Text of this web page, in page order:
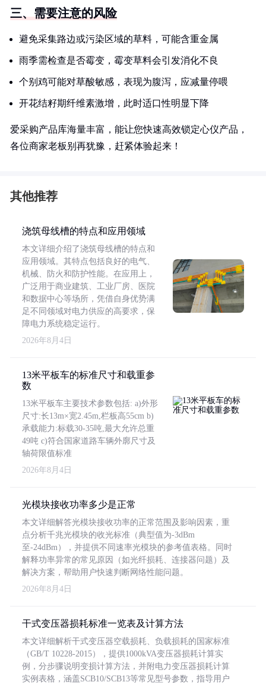
三、需要注意的风险
避免采集路边或污染区域的草料，可能含重金属
雨季需检查是否霉变，霉变草料会引发消化不良
个别鸡可能对草酸敏感，表现为腹泻，应减量停喂
开花结籽期纤维素激增，此时适口性明显下降
爱采购产品库海量丰富，能让您快速高效锁定心仪产品，
各位商家老板别再犹豫，赶紧体验起来！
其他推荐
浇筑母线槽的特点和应用领域
本文详细介绍了浇筑母线槽的特点和
应用领域。其特点包括良好的电气、
机械、防火和防护性能。在应用上，
广泛用于商业建筑、工业厂房、医院
和数据中心等场所，凭借自身优势满
足不同领域对电力供应的高要求，保
障电力系统稳定运行。
2026年8月4日
13米平板车的标准尺寸和载重参
数
13米平板车主要技术参数包括: a)外形
尺寸:长13m×宽2.45m,栏板高55cm b)
承载能力:标载30-35吨,最大允许总重
49吨 c)符合国家道路车辆外廓尺寸及
轴荷限值标准
2026年8月4日
光模块接收功率多少是正常
本文详细解答光模块接收功率的正常范围及影响因素，重
点分析千兆光模块的收光标准（典型值为-3dBm
至-24dBm），并提供不同速率光模块的参考值表格。同时
解释功率异常的常见原因（如光纤损耗、连接器问题）及
解决方案，帮助用户快速判断网络性能问题。
2026年8月4日
干式变压器损耗标准一览表及计算方法
本文详细解析干式变压器空载损耗、负载损耗的国家标准
（GB/T 10228-2015），提供1000kVA变压器损耗计算实
例，分步骤说明变损计算方法，并附电力变压器损耗计算
实例表格，涵盖SCB10/SCB13等常见型号参数，指导用户